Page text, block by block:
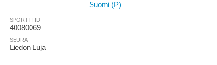
Suomi (P)
SPORTTI-ID
40080069
SEURA
Liedon Luja